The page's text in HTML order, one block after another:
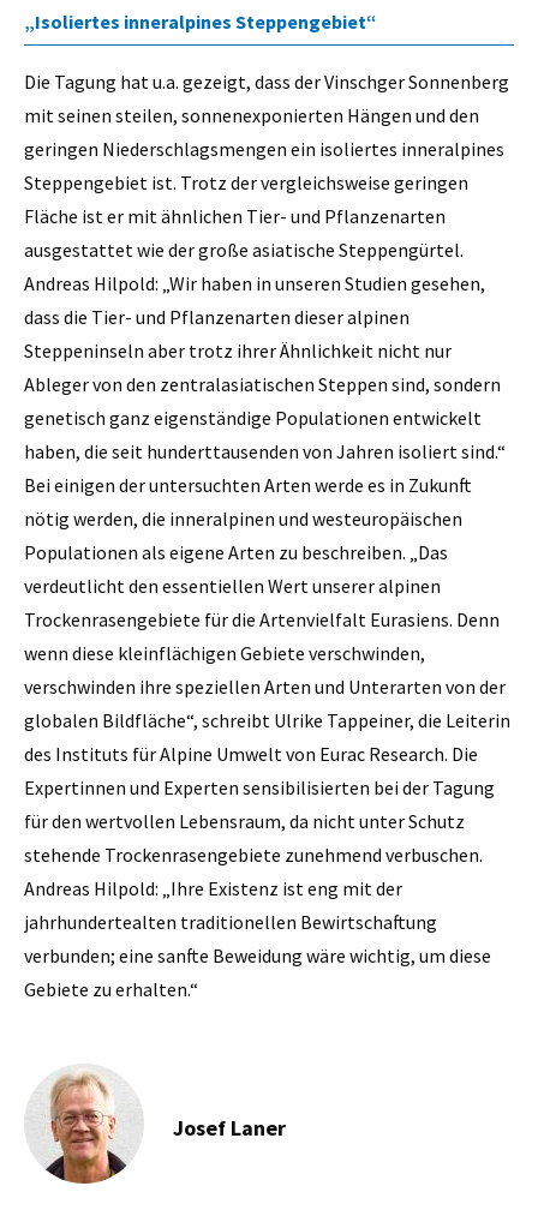
„Isoliertes inneralpines Steppengebiet“
Die Tagung hat u.a. gezeigt, dass der Vinschger Sonnenberg
mit seinen steilen, sonnenexponierten Hängen und den
geringen Niederschlagsmengen ein isoliertes inneralpines
Steppengebiet ist. Trotz der vergleichsweise geringen
Fläche ist er mit ähnlichen Tier- und Pflanzenarten
ausgestattet wie der große asiatische Steppengürtel.
Andreas Hilpold: „Wir haben in unseren Studien gesehen,
dass die Tier- und Pflanzenarten dieser alpinen
Steppeninseln aber trotz ihrer Ähnlichkeit nicht nur
Ableger von den zentralasiatischen Steppen sind, sondern
genetisch ganz eigenständige Populationen entwickelt
haben, die seit hunderttausenden von Jahren isoliert sind.“
Bei einigen der untersuchten Arten werde es in Zukunft
nötig werden, die inneralpinen und westeuropäischen
Populationen als eigene Arten zu beschreiben. „Das
verdeutlicht den essentiellen Wert unserer alpinen
Trockenrasengebiete für die Artenvielfalt Eurasiens. Denn
wenn diese kleinflächigen Gebiete verschwinden,
verschwinden ihre speziellen Arten und Unterarten von der
globalen Bildfläche“, schreibt Ulrike Tappeiner, die Leiterin
des Instituts für Alpine Umwelt von Eurac Research. Die
Expertinnen und Experten sensibilisierten bei der Tagung
für den wertvollen Lebensraum, da nicht unter Schutz
stehende Trockenrasengebiete zunehmend verbuschen.
Andreas Hilpold: „Ihre Existenz ist eng mit der
jahrhundertealten traditionellen Bewirtschaftung
verbunden; eine sanfte Beweidung wäre wichtig, um diese
Gebiete zu erhalten.“
Josef Laner